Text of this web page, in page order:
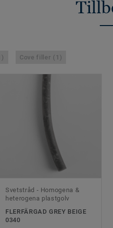
Cove filler (1)
Svetstråd - Homogena &
heterogena plastgolv
FLERFÄRGAD GREY BEIGE
0340